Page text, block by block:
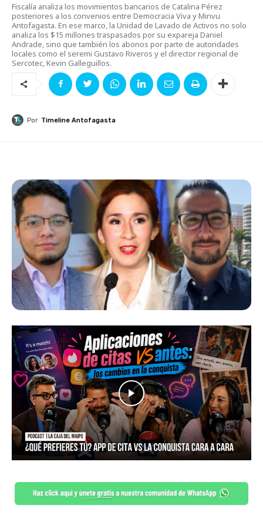
Fiscalía analiza los movimientos bancarios de Catalina Pérez
posteriores a los convenios entre Democracia Viva y Minvu
Antofagasta. En ese marco, la Unidad de Lavado de Activos no solo
analiza los $15 millones traspasados por su expareja Daniel
Andrade, sino que también los abonos por parte de autoridades
locales como el seremi Gustavo Riveros y el director regional de
Sercotec, Kevin Galleguillos.
Por Timeline Antofagasta